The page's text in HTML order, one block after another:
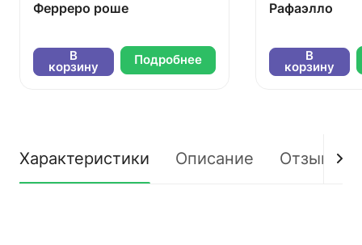
Ферреро роше
В
корзину Подробнее
Рафаэлло
В
корзину
Характеристики Описание Отзывы